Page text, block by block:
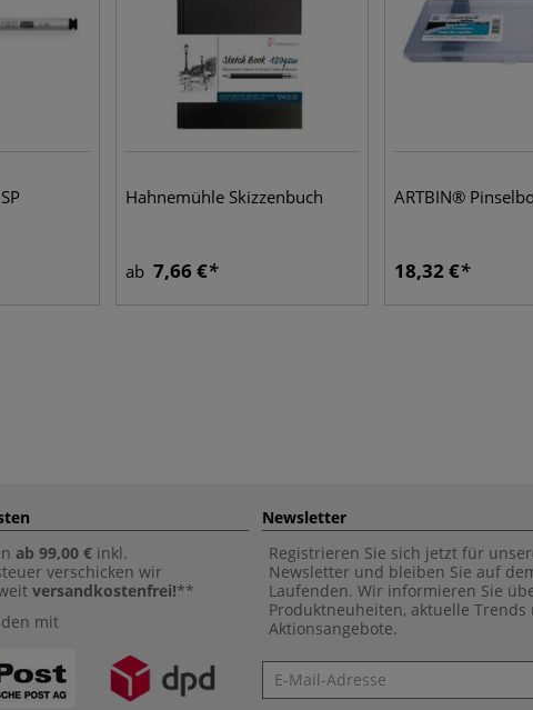
Hahnemühle Skizzenbuch
ab 7,66 €
ARTBIN®
18,32 €
ab 99,00 € inkl.
verschicken wir
versandkostenfrei!**
mit
Newsletter
Registrieren Sie sich jetzt für
Newsletter und bleiben Sie auf
Laufenden. Wir informieren Sie
Produktneuheiten, aktuelle Trends
Aktionsangebote.
Newsletter